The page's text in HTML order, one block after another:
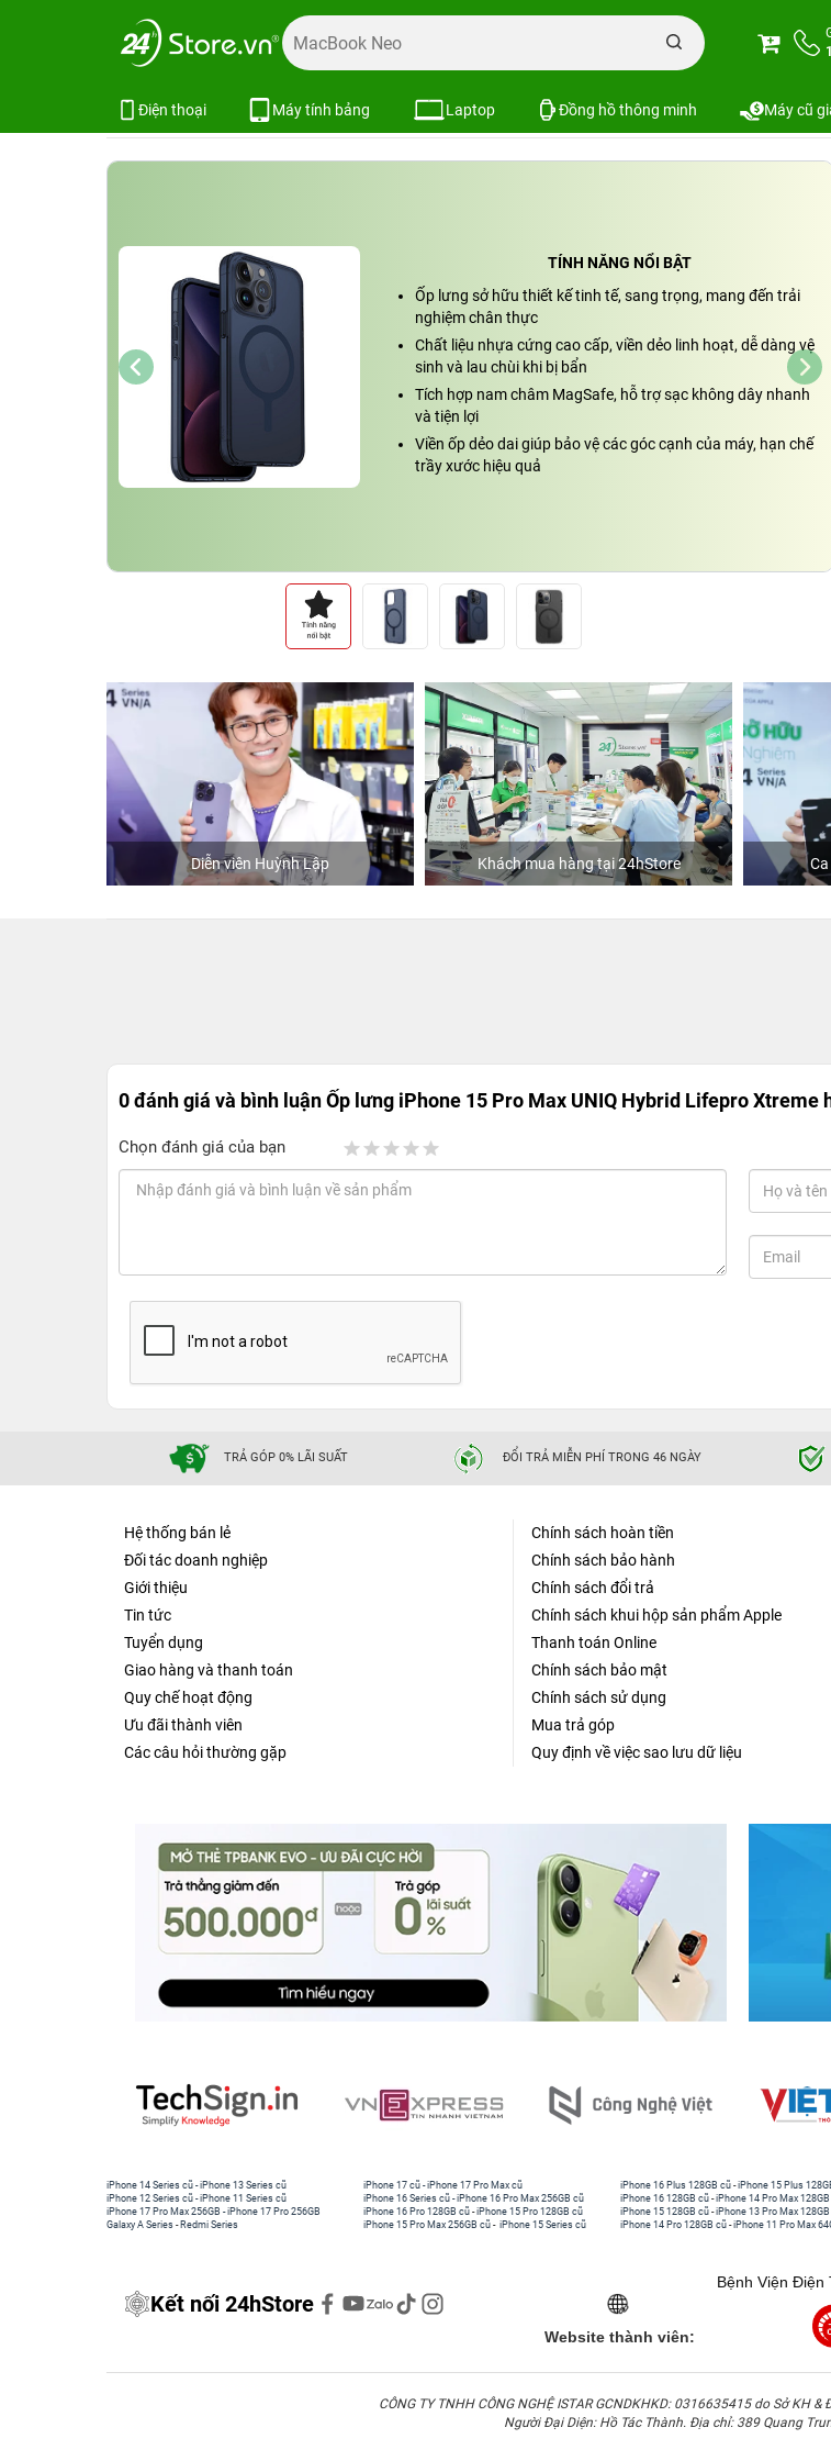
Điện thoại Máy tính bảng Laptop Đồng hồ thông minh Máy cũ
Trang chủ Ốp lưng Ốp lưng iPhone 15 Pro Max UNIQ Hybrid Lifepro
Ốp lưng iPhone 15 Pro Max UNIQ Hybrid Lifepro Xtreme hỗ trợ sạc
Xem cấu hình So sánh
TÍNH NĂNG NỔI BẬT
Ốp lưng sở hữu thiết kế tinh tế, sang trọng, mang đến trải
nghiệm chân thực
Chất liệu nhựa cứng cao cấp, viền dẻo linh hoạt, dễ dàng vệ
sinh và lau chùi khi bị bẩn
Tích hợp nam châm MagSafe, hỗ trợ sạc không dây nhanh
và tiện lợi
Viền ốp dẻo dai giúp bảo vệ các góc cạnh của máy, hạn chế
trầy xước hiệu quả
Diễn viên Huỳnh Lập Khách mua hàng tại 24hStore
0 đánh giá và bình luậnỐp lưng iPhone 15 Pro Max UNIQ Hybrid Lifepro Xtreme
Chọn đánh giá của bạn
TRẢ GÓP 0% LÃI SUẤT ĐỔI TRẢ MIỄN PHÍ TRONG 46 NGÀY
Hệ thống bán lẻ
Đối tác doanh nghiệp
Giới thiệu
Tin tức
Tuyển dụng
Giao hàng và thanh toán
Quy chế hoạt động
Ưu đãi thành viên
Các câu hỏi thường gặp
Chính sách hoàn tiền
Chính sách bảo hành
Chính sách đổi trả
Chính sách khui hộp sản phẩm Apple
Thanh toán Online
Chính sách bảo mật
Chính sách sử dụng
Mua trả góp
Quy định về việc sao lưu dữ liệu
iPhone 14 Series cũ -iPhone 13 Series cũ
iPhone 12 Series cũ -iPhone 11 Series cũ
iPhone 17 Pro Max 256GB -iPhone 17 Pro 256GB
Galaxy A Series - Redmi Series
iPhone 17 cũ -iPhone 17 Pro Max cũ
iPhone 16 Series cũ - iPhone 16 Pro Max 256GB cũ
iPhone 16 Pro 128GB cũ -iPhone 15 Pro 128GB cũ
iPhone 15 Pro Max 256GB cũ - iPhone 15 Series cũ
iPhone 16 Plus 128GB cũ -iPhone 15 Plus
iPhone 16 128GB cũ -iPhone 14 Pro Max
iPhone 15 128GB cũ -iPhone 13 Pro Max
iPhone 14 Pro 128GB cũ -iPhone 11 Pro Max
Kết nối 24hStore
Website thành viên:
Bệnh Viện Điện
CÔNG TY TNHH CÔNG NGHỆ ISTAR GCNDKHKD: 0316635415 do Sở KH
Người Đại Diện: Hồ Tác Thành. Địa chỉ: 389 Quang